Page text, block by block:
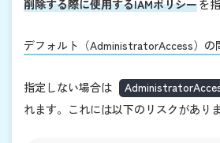
削除する際に使用するIAMポリシーを
デフォルト（AdministratorAccess）の
指定しない場合は
れます。これには以下のリスクがありま